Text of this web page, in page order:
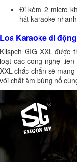
Đi kèm 2 micro
hát karaoke
Loa Karaoke di
Klispch GIG XXLđược
loạt các công nghệ
XXL chắc chắn sẽ
với chất âm bùng nổ